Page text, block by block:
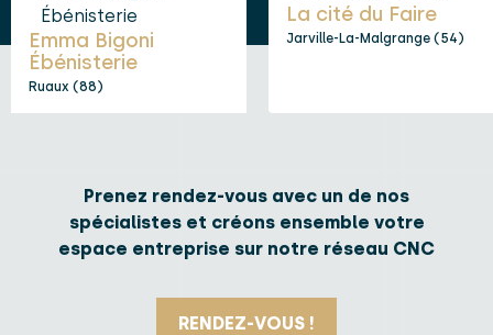
Bigoni
(88)
La cité du Faire
Jarville-La-Malgrange (54)
Prenez rendez-vous avec un de nos
spécialistes et créons ensemble votre
espace entreprise sur notre réseau CNC
RENDEZ-VOUS !